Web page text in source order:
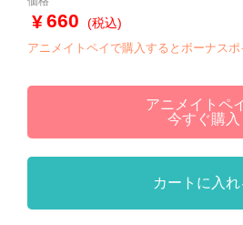
660 (税込)
アニメイトペイで購入するとボーナス
アニメイトペ
今すぐ購入
カートに入れ